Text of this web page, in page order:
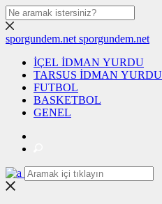
sporgundem.net sporgundem.net
İÇEL İDMAN YURDU
TARSUS İDMAN YURDU
FUTBOL
BASKETBOL
GENEL